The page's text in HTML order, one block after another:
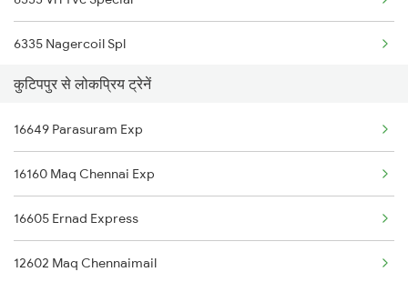
6335 Nagercoil Spl
6337 Festival Special
6345 Ltt Tvc Spl
6346 Nethravathi
6347 Tvc Maq Express
6348 Maq Tvc Exp
कुटिपपुर से लोकप्रिय ट्रेनें
16649 Parasuram Exp
16160 Maq Chennai Exp
16605 Ernad Express
12602 Maq Chennaimail